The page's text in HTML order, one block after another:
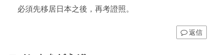
必須先移居日本之後，再考證照。
返信